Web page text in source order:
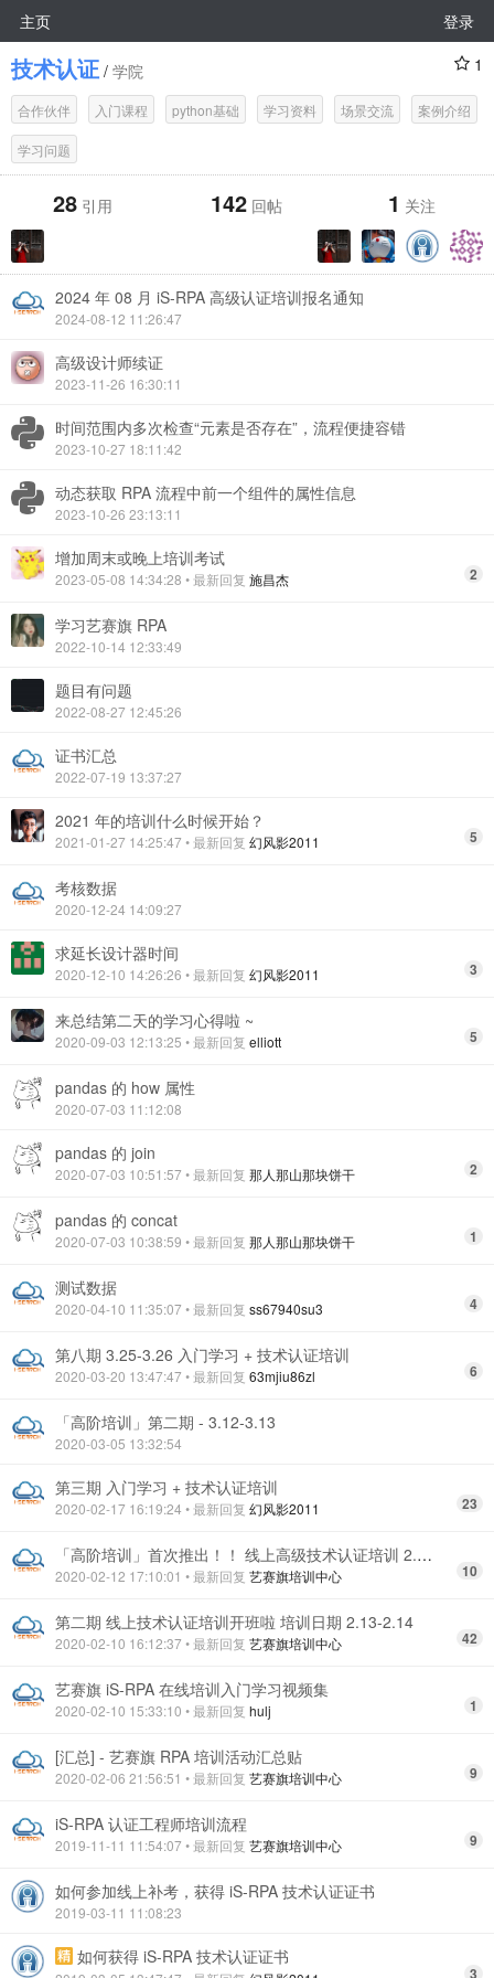
主页 登录
技术认证 / 学院 1
合作伙伴 入门课程 python基础 学习资料 场景交流 案例介绍
学习问题
28 引用 142 回帖 1 关注
2024 年 08 月 iS-RPA 高级认证培训报名通知
2024-08-12 11:26:47
高级设计师续证
2023-11-26 16:30:11
时间范围内多次检查“元素是否存在”，流程便捷容错
2023-10-27 18:11:42
动态获取 RPA 流程中前一个组件的属性信息
2023-10-26 23:13:11
增加周末或晚上培训考试
2023-05-08 14:34:28 • 最新回复 施昌杰 2
学习艺赛旗 RPA
2022-10-14 12:33:49
题目有问题
2022-08-27 12:45:26
证书汇总
2022-07-19 13:37:27
2021 年的培训什么时候开始？
2021-01-27 14:25:47 • 最新回复 幻风影2011 5
考核数据
2020-12-24 14:09:27
求延长设计器时间
2020-12-10 14:26:26 • 最新回复 幻风影2011 3
来总结第二天的学习心得啦 ~
2020-09-03 12:13:25 • 最新回复 elliott 5
pandas 的 how 属性
2020-07-03 11:12:08
pandas 的 join
2020-07-03 10:51:57 • 最新回复 那人那山那块饼干 2
pandas 的 concat
2020-07-03 10:38:59 • 最新回复 那人那山那块饼干 1
测试数据
2020-04-10 11:35:07 • 最新回复 ss67940su3 4
第八期 3.25-3.26 入门学习 + 技术认证培训
2020-03-20 13:47:47 • 最新回复 63mjiu86zl 6
「高阶培训」第二期 - 3.12-3.13
2020-03-05 13:32:54
第三期 入门学习 + 技术认证培训
2020-02-17 16:19:24 • 最新回复 幻风影2011 23
「高阶培训」首次推出！！ 线上高级技术认证培训 2.20-2.21
2020-02-12 17:10:01 • 最新回复 艺赛旗培训中心 10
第二期 线上技术认证培训开班啦 培训日期 2.13-2.14
2020-02-10 16:12:37 • 最新回复 艺赛旗培训中心 42
艺赛旗 iS-RPA 在线培训入门学习视频集
2020-02-10 15:33:10 • 最新回复 hulj 1
[汇总] - 艺赛旗 RPA 培训活动汇总贴
2020-02-06 21:56:51 • 最新回复 艺赛旗培训中心 9
iS-RPA 认证工程师培训流程
2019-11-11 11:54:07 • 最新回复 艺赛旗培训中心 9
如何参加线上补考，获得 iS-RPA 技术认证证书
2019-03-11 11:08:23
如何获得 iS-RPA 技术认证证书
3